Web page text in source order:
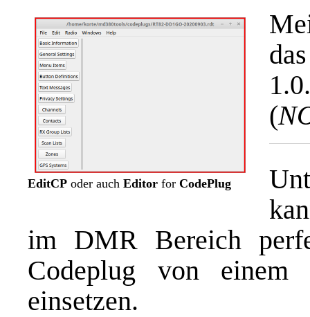
EditCP oder auch Editor for CodePlug
(
im DMR Bereich
Codeplug von einem
einsetzen.